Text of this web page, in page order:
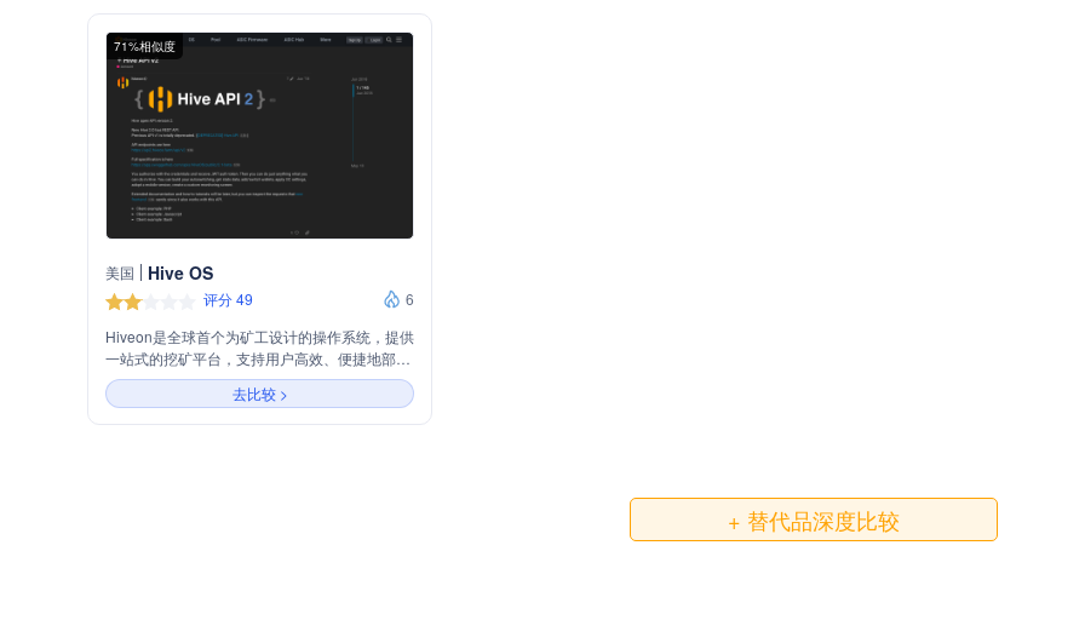
71%相似度
美国 Hive OS
评分 49
6
Hiveon是全球首个为矿工设计的操作系统，提供
一站式的挖矿平台，支持用户高效、便捷地部
署、监控和管理数千台矿机。主要业务包括挖矿
软件、矿池服务、ASIC固件和ASIC Hub，旨在
帮助矿工提高挖矿效率和收益。
去比较 >
+ 替代品深度比较